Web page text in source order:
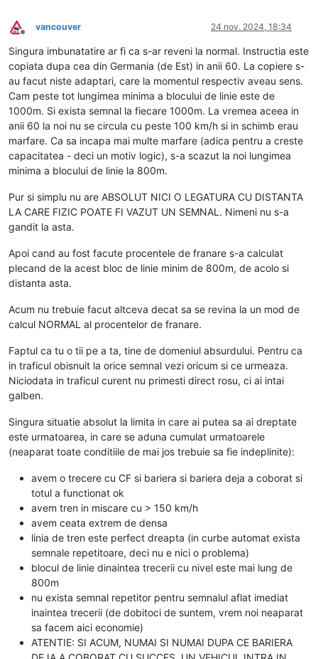
Deconectat
vancouver 24 nov. 2024, 18:34
Singura imbunatatire ar fi ca s-ar reveni la normal. Instructia este
copiata dupa cea din Germania (de Est) in anii 60. La copiere s-
au facut niste adaptari, care la momentul respectiv aveau sens.
Cam peste tot lungimea minima a blocului de linie este de
1000m. Si exista semnal la fiecare 1000m. La vremea aceea in
anii 60 la noi nu se circula cu peste 100 km/h si in schimb erau
marfare. Ca sa incapa mai multe marfare (adica pentru a creste
capacitatea - deci un motiv logic), s-a scazut la noi lungimea
minima a blocului de linie la 800m.
Pur si simplu nu are ABSOLUT NICI O LEGATURA CU DISTANTA
LA CARE FIZIC POATE FI VAZUT UN SEMNAL. Nimeni nu s-a
gandit la asta.
Apoi cand au fost facute procentele de franare s-a calculat
plecand de la acest bloc de linie minim de 800m, de acolo si
distanta asta.
Acum nu trebuie facut altceva decat sa se revina la un mod de
calcul NORMAL al procentelor de franare.
Faptul ca tu o tii pe a ta, tine de domeniul absurdului. Pentru ca
in traficul obisnuit la orice semnal vezi oricum si ce urmeaza.
Niciodata in traficul curent nu primesti direct rosu, ci ai intai
galben.
Singura situatie absolut la limita in care ai putea sa ai dreptate
este urmatoarea, in care se aduna cumulat urmatoarele
(neaparat toate conditiile de mai jos trebuie sa fie indeplinite):
avem o trecere cu CF si bariera si bariera deja a coborat si
totul a functionat ok
avem tren in miscare cu > 150 km/h
avem ceata extrem de densa
linia de tren este perfect dreapta (in curbe automat exista
semnale repetitoare, deci nu e nici o problema)
blocul de linie dinaintea trecerii cu nivel este mai lung de
800m
nu exista semnal repetitor pentru semnalul aflat imediat
inaintea trecerii (de dobitoci de suntem, vrem noi neaparat
sa facem aici economie)
ATENTIE: SI ACUM, NUMAI SI NUMAI DUPA CE BARIERA